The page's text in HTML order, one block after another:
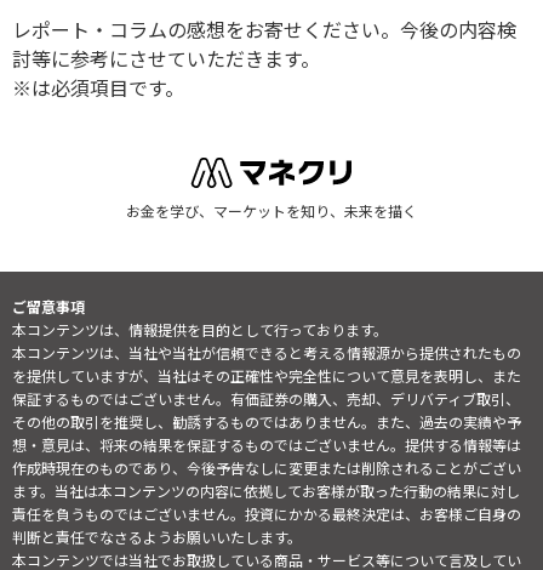
レポート・コラムの感想をお寄せください。今後の内容検
討等に参考にさせていただきます。
※は必須項目です。
お金を学び、マーケットを知り、未来を描く
ご留意事項
本コンテンツは、情報提供を目的として行っております。
本コンテンツは、当社や当社が信頼できると考える情報源から提供されたもの
を提供していますが、当社はその正確性や完全性について意見を表明し、また
保証するものではございません。有価証券の購入、売却、デリバティブ取引、
その他の取引を推奨し、勧誘するものではありません。また、過去の実績や予
想・意見は、将来の結果を保証するものではございません。提供する情報等は
作成時現在のものであり、今後予告なしに変更または削除されることがござい
ます。当社は本コンテンツの内容に依拠してお客様が取った行動の結果に対し
責任を負うものではございません。投資にかかる最終決定は、お客様ご自身の
判断と責任でなさるようお願いいたします。
本コンテンツでは当社でお取扱している商品・サービス等について言及してい